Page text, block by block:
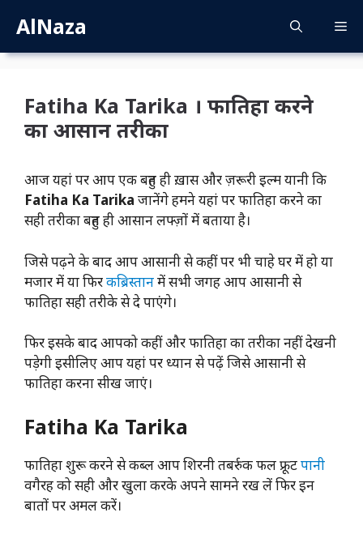
content
AlNaza
Fatiha Ka Tarika । फातिहा करने
का आसान तरीका
आज यहां पर आप एक बहुत ही ख़ास और ज़रूरी इल्म यानी कि
Fatiha Ka Tarika जानेंगे हमने यहां पर फातिहा करने का
सही तरीका बहुत ही आसान लफ्ज़ों में बताया है।
जिसे पढ़ने के बाद आप आसानी से कहीं पर भी चाहे घर में हो या
मजार में या फिरकब्रिस्तानमें सभी जगह आप आसानी से
फातिहा सही तरीके से दे पाएंगे।
फिर इसके बाद आपको कहीं और फातिहा का तरीका नहीं देखनी
पड़ेगी इसीलिए आप यहां पर ध्यान से पढ़ें जिसे आसानी से
फातिहा करना सीख जाएं।
Fatiha Ka Tarika
फातिहा शुरू करने से कब्ल आप शिरनी तबर्रुक फल फ्रूटपानी
वगैरह को सही और खुला करके अपने सामने रख लें फिर इन
बातों पर अमल करें।